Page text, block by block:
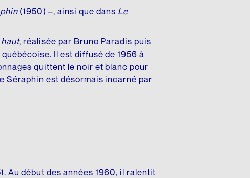
(1950) –, ainsi que dans Le
, réalisée par Bruno Paradis puis
Il est diffusé de 1956 à
quittent le noir et blanc pour
Séraphin est désormais incarné par
Au début des années 1960, il ralentit